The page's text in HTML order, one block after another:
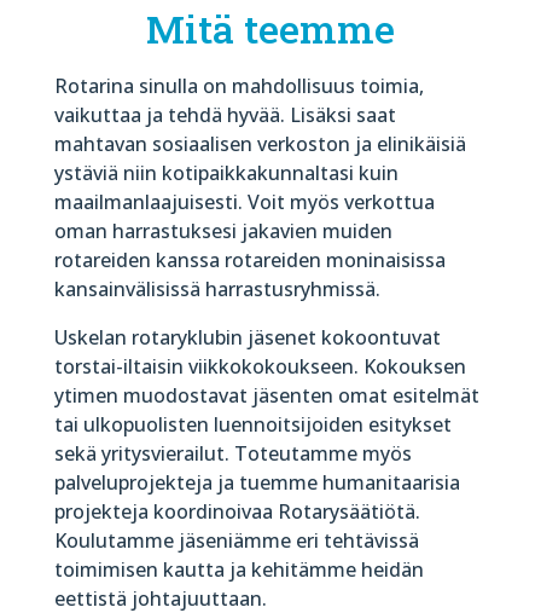
Mitä teemme
Rotarina sinulla on mahdollisuus toimia,
vaikuttaa ja tehdä hyvää. Lisäksi saat
mahtavan sosiaalisen verkoston ja elinikäisiä
ystäviä niin kotipaikkakunnaltasi kuin
maailmanlaajuisesti. Voit myös verkottua
oman harrastuksesi jakavien muiden
rotareiden kanssa rotareiden moninaisissa
kansainvälisissä harrastusryhmissä.
Uskelan rotaryklubin jäsenet kokoontuvat
torstai-iltaisin viikkokokoukseen. Kokouksen
ytimen muodostavat jäsenten omat esitelmät
tai ulkopuolisten luennoitsijoiden esitykset
sekä yritysvierailut. Toteutamme myös
palveluprojekteja ja tuemme humanitaarisia
projekteja koordinoivaa Rotarysäätiötä.
Koulutamme jäseniämme eri tehtävissä
toimimisen kautta ja kehitämme heidän
eettistä johtajuuttaan.